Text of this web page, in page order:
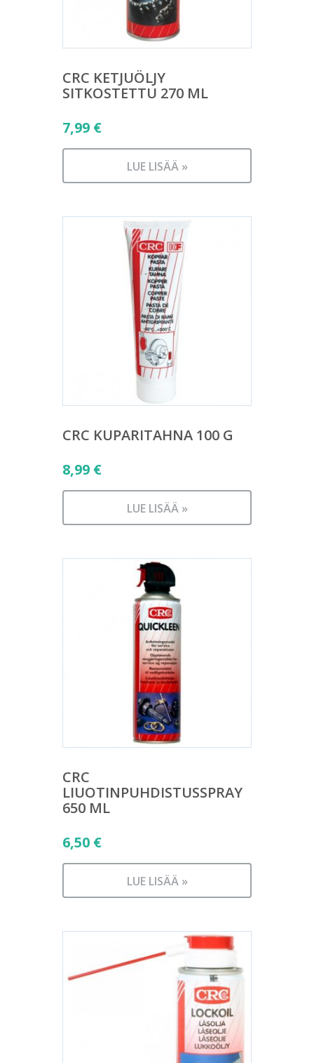
CRC KETJUÖLJY
SITKOSTETTU 270 ML
7,99 €
LUE LISÄÄ »
CRC KUPARITAHNA 100 G
8,99 €
LUE LISÄÄ »
CRC
LIUOTINPUHDISTUSSPRAY
650 ML
6,50 €
LUE LISÄÄ »